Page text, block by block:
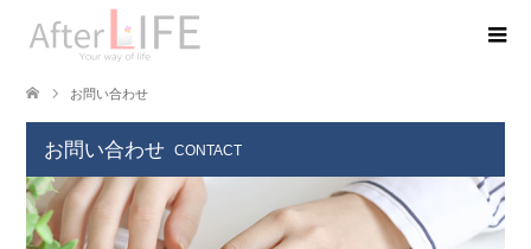
お問い合わせ
お問い合わせ CONTACT